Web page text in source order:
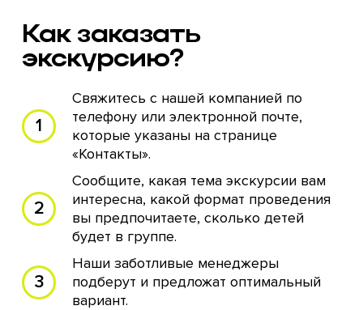
Как заказать
экскурсию?
Свяжитесь с нашей компанией по
телефону или электронной почте,
которые указаны на странице
«Контакты».
Сообщите, какая тема экскурсии вам
интересна, какой формат проведения
вы предпочитаете, сколько детей
будет в группе.
Наши заботливые менеджеры
подберут и предложат оптимальный
вариант.